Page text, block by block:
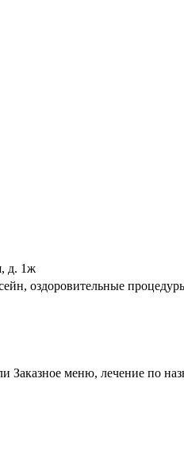
д. 1ж
оздоровительные
меню, лечение по